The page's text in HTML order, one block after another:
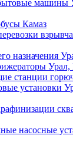
машины
Камаз
назначения
Урал,
станции
установки
насосные